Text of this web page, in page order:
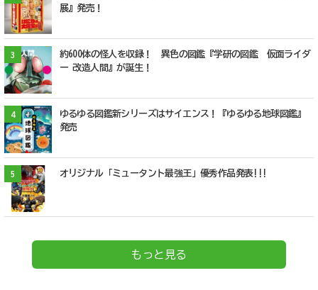
展』発売！
3
約600体の怪人を収録！ 異色の図鑑『学研の図鑑 仮面ライダ
ー 改造人間』が誕生！
4
ゆるゆる図鑑新シリーズはサイエンス！『ゆるゆる地球図鑑』
発売
5 オリジナル「ミュータント最強王」優秀作品発表!!!
もっと見る